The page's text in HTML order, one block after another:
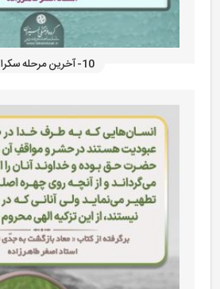
10- آخرین مرحله سکرات